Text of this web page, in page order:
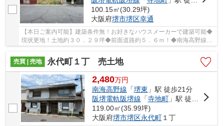
100.15㎡(30.29坪)
大阪府堺市堺区幸通
【本日ご案内可能】建築条件無！お好きなハウスメーカーで建築可能◆
現状更地！土地約３０．２９坪◆前面道路約５．６ｍ！◆南海高野線
「堺東」駅まで徒歩１８分
売買 | 売地
永代町１丁 売土地
2,480万円
南海高野線 「堺東 」駅 徒歩21分
阪堺電軌阪堺線 「寺地町」駅 徒歩10分
119.00㎡(35.99坪)
大阪府堺市堺区永代町１丁